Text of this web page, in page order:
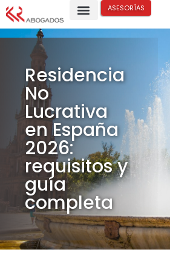
ASESORÍAS
Residencia
No
Lucrativa
en España
2026:
requisitos y
guía
completa